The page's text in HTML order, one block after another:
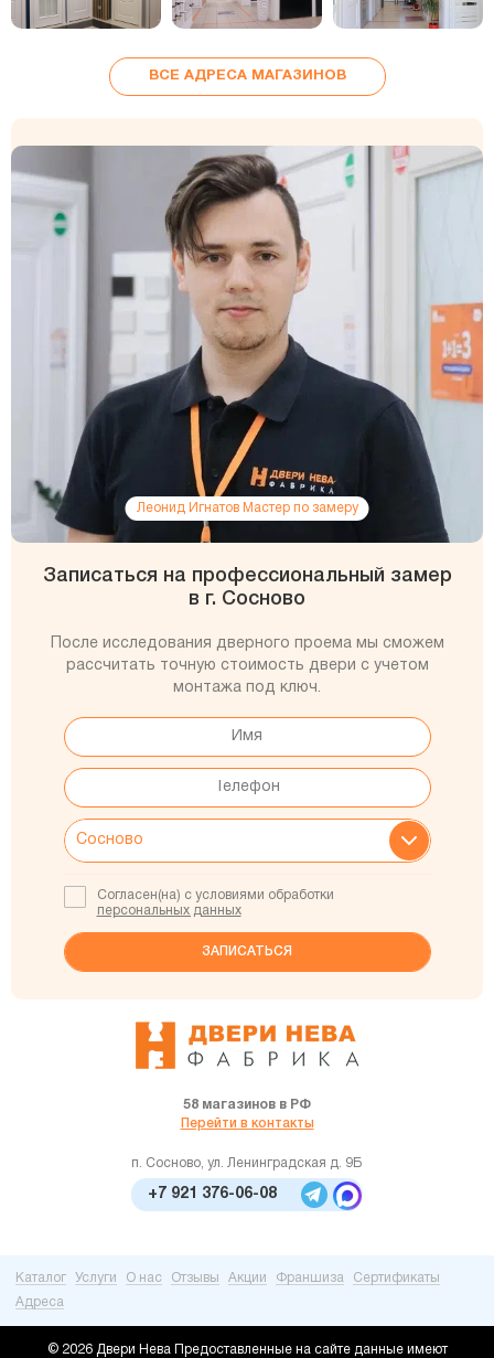
ВСЕ АДРЕСА МАГАЗИНОВ
Леонид Игнатов Мастер по замеру
Записаться на профессиональный замер
в г. Сосново
После исследования дверного проема мы сможем
рассчитать точную стоимость двери с учетом
монтажа под ключ.
Согласен(на) с условиями обработки
персональных данных
58 магазинов в РФ
Перейти в контакты
п. Сосново, ул. Ленинградская д. 9Б
+7 921 376-06-08
Каталог Услуги О нас Отзывы Акции Франшиза
Сертификаты
Адреса
© 2026 Двери НеваПредоставленные на сайте данные имеют